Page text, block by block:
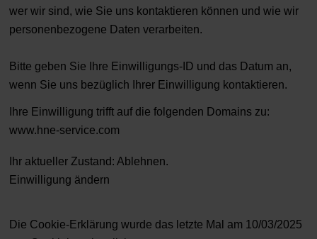
wer wir sind, wie Sie uns kontaktieren können und wie wir
personenbezogene Daten verarbeiten.
Bitte geben Sie Ihre Einwilligungs-ID und das Datum an,
wenn Sie uns bezüglich Ihrer Einwilligung kontaktieren.
Ihre Einwilligung trifft auf die folgenden Domains zu:
www.hne-service.com
Ihr aktueller Zustand: Ablehnen.
Einwilligung ändern
Die Cookie-Erklärung wurde das letzte Mal am 10/03/2025